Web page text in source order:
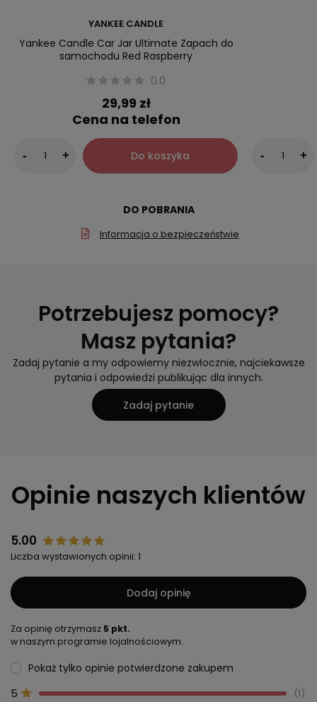
YANKEE CANDLE
Yankee Candle Car Jar Ultimate Zapach do
samochodu Red Raspberry
0.0
29,99 zł
Cena na telefon
- + Do koszyka - +
DO POBRANIA
Informacja o bezpieczeństwie
Potrzebujesz pomocy?
Masz pytania?
Zadaj pytanie a my odpowiemy niezwłocznie, najciekawsze
pytania i odpowiedzi publikując dla innych.
Zadaj pytanie
Opinie naszych klientów
5.00
Liczba wystawionych opinii: 1
Dodaj opinię
Za opinię otrzymasz 5 pkt.
w naszym programie lojalnościowym.
Pokaż tylko opinie potwierdzone zakupem
5 1